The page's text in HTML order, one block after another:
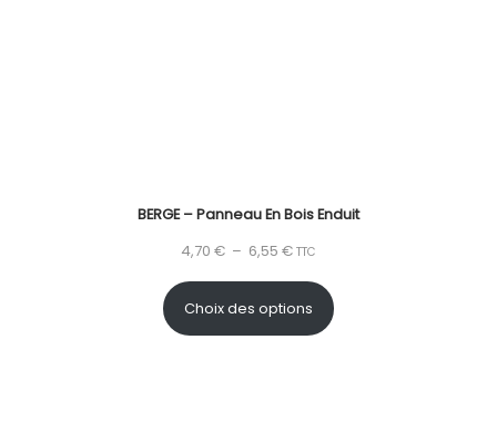
BERGE – Panneau En Bois Enduit
4,70 € – 6,55 € TTC
Choix des options